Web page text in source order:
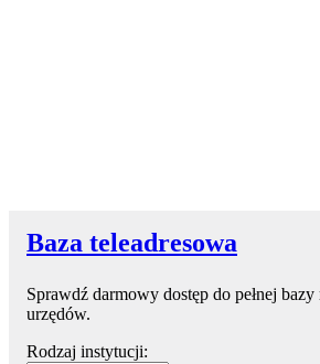
Baza teleadresowa
Sprawdź darmowy dostęp do pełnej
urzędów.
Rodzaj instytucji: